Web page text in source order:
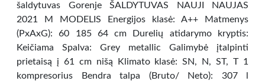
šaldytuvas Gorenje ŠALDYTUVAS NAUJI NAUJAS
2021 M MODELIS Energijos klasė: A++ Matmenys
(PxAxG): 60 185 64 cm Durelių atidarymo kryptis:
Keičiama Spalva: Grey metallic Galimybė įtalpinti
prietaisą į 61 cm nišą Klimato klasė: SN, N, ST, T 1
kompresorius Bendra talpa (Bruto/ Neto): 307 l